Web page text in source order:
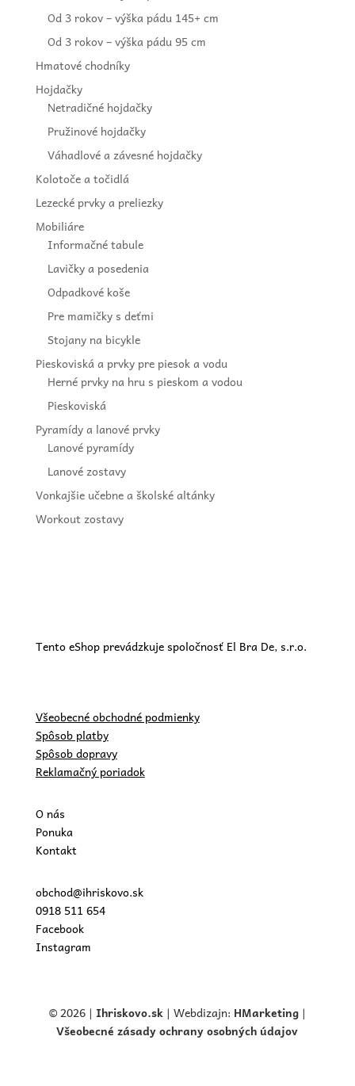
Od 3 rokov – výška pádu 145+ cm
Od 3 rokov – výška pádu 95 cm
Hmatové chodníky
Hojdačky
Netradičné hojdačky
Pružinové hojdačky
Váhadlové a závesné hojdačky
Kolotoče a točidlá
Lezecké prvky a preliezky
Mobiliáre
Informačné tabule
Lavičky a posedenia
Odpadkové koše
Pre mamičky s deťmi
Stojany na bicykle
Pieskoviská a prvky pre piesok a vodu
Herné prvky na hru s pieskom a vodou
Pieskoviská
Pyramídy a lanové prvky
Lanové pyramídy
Lanové zostavy
Vonkajšie učebne a školské altánky
Workout zostavy
Tento eShop prevádzkuje spoločnosť El Bra De, s.r.o.
Všeobecné obchodné podmienky
Spôsob platby
Spôsob dopravy
Reklamačný poriadok
O nás
Ponuka
Kontakt
obchod@ihriskovo.sk
0918 511 654
Facebook
Instagram
© 2026 | Ihriskovo.sk| Webdizajn: HMarketing |
Všeobecné zásady ochrany osobných údajov